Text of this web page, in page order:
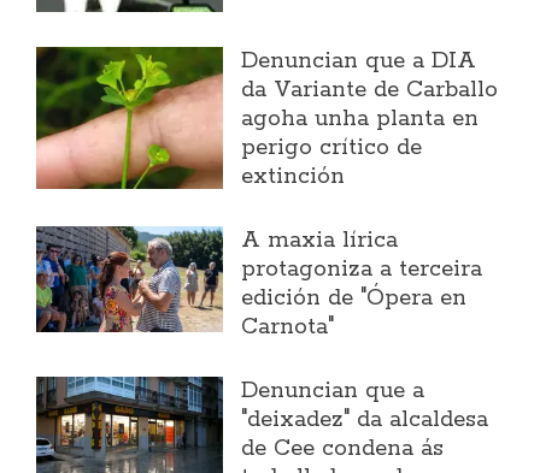
Denuncian que a DIA
da Variante de Carballo
agoha unha planta en
perigo crítico de
extinción
A maxia lírica
protagoniza a terceira
edición de "Ópera en
Carnota"
Denuncian que a
"deixadez" da alcaldesa
de Cee condena ás